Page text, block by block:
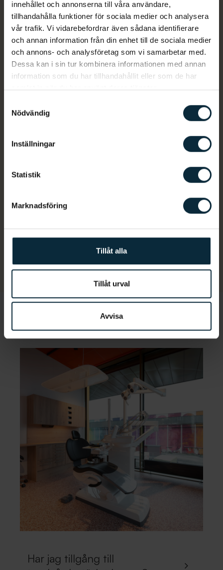
innehållet och annonserna till våra användare,
tillhandahålla funktioner för sociala medier och analysera
vår trafik. Vi vidarebefordrar även sådana identifierare
och annan information från din enhet till de sociala medier
och annons- och analysföretag som vi samarbetar med.
Dessa kan i sin tur kombinera informationen med annan
information som du har tillhandahållit eller som de har
samlat in när du har använt deras tjänster.
Nödvändig
Inställningar
Statistik
Marknadsföring
Tillåt alla
Tillåt urval
Avvisa
med välutbildad personal.
Varmt välkommen till oss
Stora vana av tandvårdsrädsla
På Aqua Dental Falun har våra behandlare stor vana av att behandla
tandvårdsrädda patienter. Prata med oss när du bokar din tid så kommer
Det är enkelt att boka en tid hos oss. Du kan välja att boka en tid via vår
På Aqua Dental erbjuder vi våra patienter flera olika betalningsalternativ.
betalning.Läs mer om våra olika alternativ här.
Vanliga frågor och svar
Har jag tillgång till